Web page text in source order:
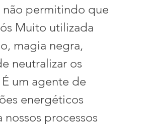
permitindo que
Muito utilizada
magia negra,
neutralizar os
um agente de
energéticos
processos